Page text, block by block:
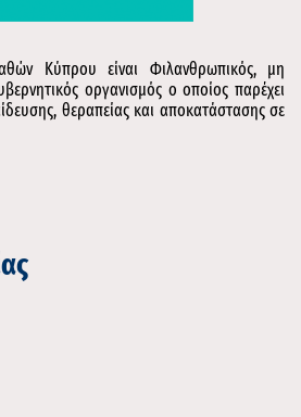
Κύπρου είναι Φιλανθρωπικός, μη
οργανισμός ο οποίος παρέχει
θεραπείας και αποκατάστασης σε